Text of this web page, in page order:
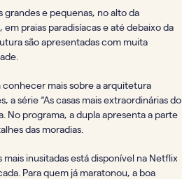
grandes e pequenas, no alto da
praias paradisíacas e até debaixo da
são apresentadas com muita
mais sobre a arquitetura
a série “As casas mais extraordinárias do
No programa, a dupla apresenta a parte
das moradias.
inusitadas está disponível na Netflix
Para quem já maratonou, a boa